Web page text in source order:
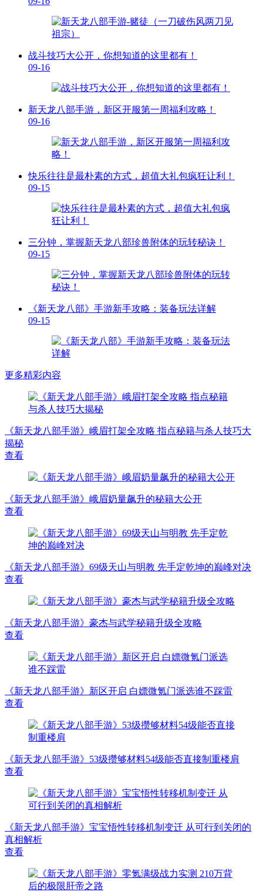
战斗技巧大公开，你想知道的这里都有！
09-16
新天龙八部手游，新区开服第一周福利攻略！
09-16
快乐往往是最朴素的方式，超值大礼包疯狂让利！
09-15
三分钟，掌握新天龙八部珍兽附体的玩转秘诀！
09-15
《新天龙八部》手游新手攻略：装备玩法详解
09-15
更多精彩内容
《新天龙八部手游》峨眉打架全攻略 指点秘籍与杀人技巧大
揭秘
查看
《新天龙八部手游》峨眉奶量飙升的秘籍大公开
查看
《新天龙八部手游》69级天山与明教 先手定乾坤的巅峰对决
查看
《新天龙八部手游》豪杰与武学秘籍升级全攻略
查看
《新天龙八部手游》新区开启 白嫖微氪门派选谁不踩雷
查看
《新天龙八部手游》53级攒够材料54级能否直接制重楼肩
查看
《新天龙八部手游》宝宝悟性转移机制变迁 从可行到关闭的
真相解析
查看